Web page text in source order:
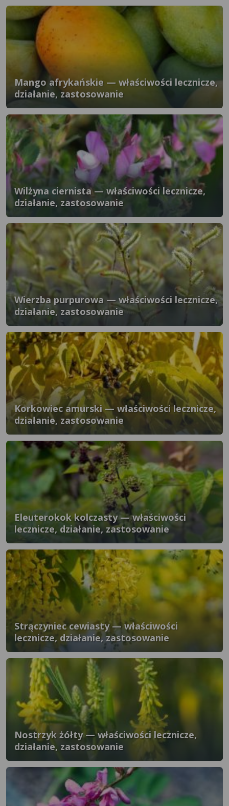
Mango afrykańskie — właściwości lecznicze,
działanie, zastosowanie
Wilżyna ciernista — właściwości lecznicze,
działanie, zastosowanie
Wierzba purpurowa — właściwości lecznicze,
działanie, zastosowanie
Korkowiec amurski — właściwości lecznicze,
działanie, zastosowanie
Eleuterokok kolczasty — właściwości
lecznicze, działanie, zastosowanie
Strączyniec cewiasty — właściwości
lecznicze, działanie, zastosowanie
Nostrzyk żółty — właściwości lecznicze,
działanie, zastosowanie